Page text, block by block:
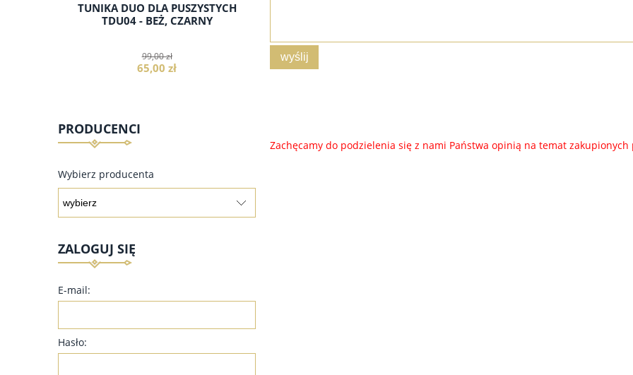
TUNIKA DUO DLA PUSZYSTYCH
TDU04 - BEŻ, CZARNY
99,00 zł
65,00 zł
do koszyka
PRODUCENCI
Wybierz producenta
ZALOGUJ SIĘ
E-mail:
Hasło:
wyślij
Zachęcamy do podzielenia się z nami Państwa opinią na temat zakupionych